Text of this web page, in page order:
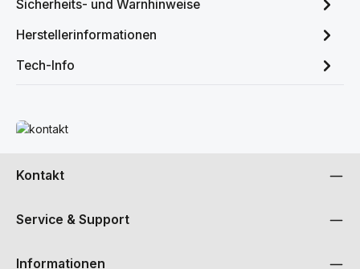
Sicherheits- und Warnhinweise
Herstellerinformationen
Tech-Info
Mehr erfahren
Kontakt
Service & Support
Informationen